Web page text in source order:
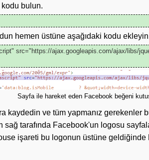
kodu bulun.
hemen üstüne aşağıdaki kodu
src="https://ajax.googleapis.com/ajax/libs/
Sayfa ile hareket eden Facebook beğeni
kaydedin ve tüm yapmanız gerekenler
sağ tarafında Facebook'un logosu
işareti bu logonun üstüne